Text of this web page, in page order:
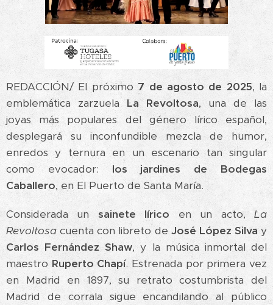
REDACCIÓN/ El próximo 7 de agosto de 2025, la
emblemática zarzuela La Revoltosa, una de las
joyas más populares del género lírico español,
desplegará su inconfundible mezcla de humor,
enredos y ternura en un escenario tan singular
como evocador: los jardines de Bodegas
Caballero, en El Puerto de Santa María.
Considerada un sainete lírico en un acto,La
Revoltosa cuenta con libreto de José López Silva y
Carlos Fernández Shaw, y la música inmortal del
maestro Ruperto Chapí. Estrenada por primera vez
en Madrid en 1897, su retrato costumbrista del
Madrid de corrala sigue encandilando al público